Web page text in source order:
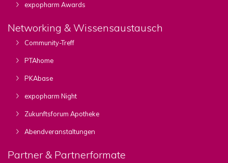
expopharm Awards
Networking & Wissensaustausch
Community-Treff
PTAhome
PKAbase
expopharm Night
Zukunftsforum Apotheke
Abendveranstaltungen
Partner & Partnerformate